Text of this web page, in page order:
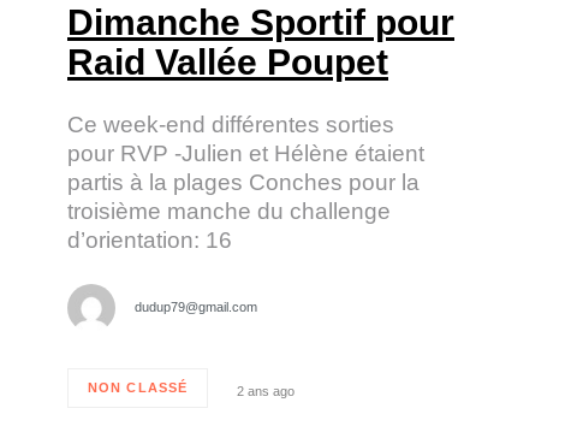
Dimanche Sportif pour
Raid Vallée Poupet
Ce week-end différentes sorties
pour RVP -Julien et Hélène étaient
partis à la plages Conches pour la
troisième manche du challenge
d’orientation: 16
dudup79@gmail.com
NON CLASSÉ 2 ans ago